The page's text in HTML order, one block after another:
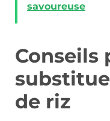
savoureuse
Conseils
de riz